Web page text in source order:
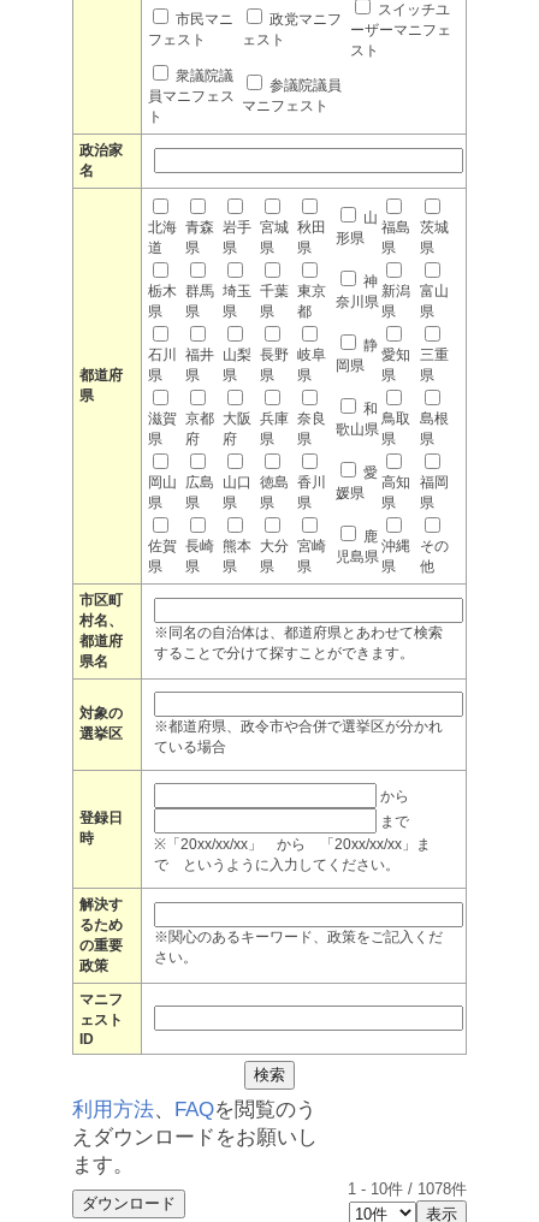
市民マニ
フェスト
政党マニフ
ェスト
スイッチユ
ーザーマニフェ
スト
衆議院議
員マニフェス
ト
参議院議員
マニフェスト
政治家
名
都道府
県
北海
道
青森
県
岩手
県
宮城
県
秋田
県
山
形県
福島
県
茨城
県
栃木
県
群馬
県
埼玉
県
千葉
県
東京
都
神
奈川県
新潟
県
富山
県
石川
県
福井
県
山梨
県
長野
県
岐阜
県
静
岡県
愛知
県
三重
県
滋賀
県
京都
府
大阪
府
兵庫
県
奈良
県
和
歌山県
鳥取
県
島根
県
岡山
県
広島
県
山口
県
徳島
県
香川
県
愛
媛県
高知
県
福岡
県
佐賀
県
長崎
県
熊本
県
大分
県
宮崎
県
鹿
児島県
沖縄
県
その
他
市区町
村名、
都道府
県名
※同名の自治体は、都道府県とあわせて検索
することで分けて探すことができます。
対象の
選挙区
※都道府県、政令市や合併で選挙区が分かれ
ている場合
登録日
時
から
まで
※「20xx/xx/xx」 から 「20xx/xx/xx」ま
で というように入力してください。
解決す
るため
の重要
政策
※関心のあるキーワード、政策をご記入くだ
さい。
マニフ
ェスト
ID
利用方法、 FAQを閲覧のう
えダウンロードをお願いし
ます。
1 - 10件 / 1078件